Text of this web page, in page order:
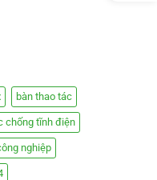
bàn thao tác
chống tĩnh điện
nghiệp